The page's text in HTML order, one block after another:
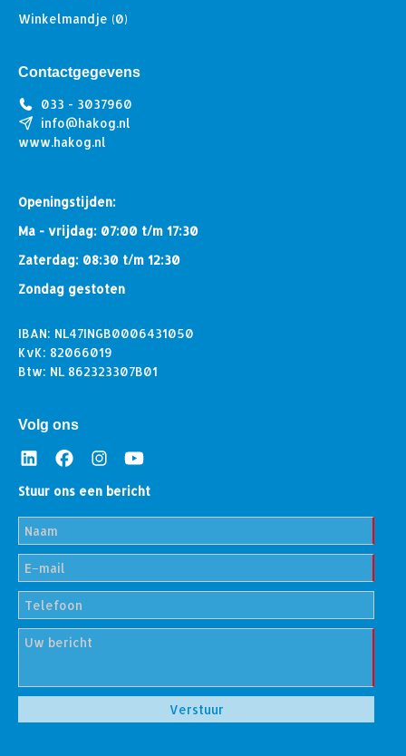
Winkelmandje (0)
Contactgegevens
033 - 3037960
info@hakog.nl
www.hakog.nl
Openingstijden:
Ma - vrijdag: 07:00 t/m 17:30
Zaterdag: 08:30 t/m 12:30
Zondag gestoten
IBAN: NL47INGB0006431050
KvK: 82066019
Btw: NL 862323307B01
Volg ons
Stuur ons een bericht